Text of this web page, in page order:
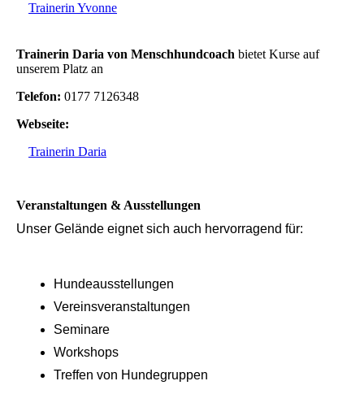
Trainerin Yvonne
Trainerin Daria von Menschhundcoach bietet Kurse auf
unserem Platz an
Telefon: 0177 7126348
Webseite:
Trainerin Daria
Veranstaltungen & Ausstellungen
Unser Gelände eignet sich auch hervorragend für:
Hundeausstellungen
Vereinsveranstaltungen
Seminare
Workshops
Treffen von Hundegruppen